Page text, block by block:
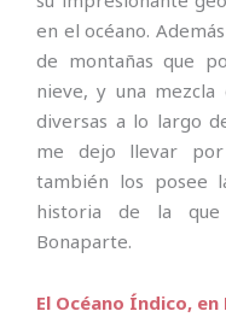
en el océano.
de montañas que
nieve, y una mezcla
diversas a lo largo
me dejo llevar por
también los posee
historia de la que
Bonaparte.
El Océano Índico,